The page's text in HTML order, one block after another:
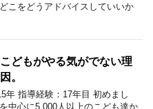
こをどうアドバイスしていいか
こどもがやる気がでない理
。
年 指導経験：17年目 初めまし
中心に5,000人以上のこども達か